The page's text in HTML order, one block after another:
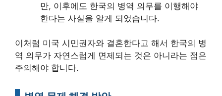
만, 이후에도 한국의 병역 의무를 이행해야
한다는 사실을 알게 되었습니다.
이처럼 미국 시민권자와 결혼한다고 해서 한국의 병
역 의무가 자연스럽게 면제되는 것은 아니라는 점은
주의해야 합니다.